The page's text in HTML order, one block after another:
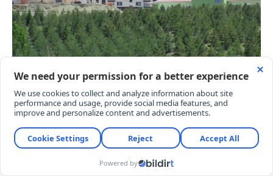
Emekliler: Hiçbir ek geliri olmayan ve brüt 200
metrekareyi aşmayan tek evi bulunan emekliler.
Geliri Olmayanlar: İşsizler ve ev hanımları gibi hiçbir
düzenli geliri bulunmayan vatandaşlar.
Engelliler: Engellilik durumunu ilgili raporlarla